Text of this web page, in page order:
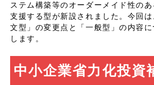
ステム構築等のオーダーメイド性の
支援する型が新設されました。今回
文型」の変更点と「一般型」の内容
します。
中小企業省力化投資